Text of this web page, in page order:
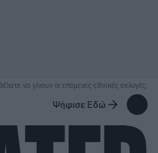
να γίνουν οι επόμενες εθνικές εκλογές;
Ψήφισε Εδώ